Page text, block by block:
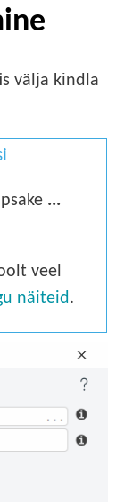
välja kindla
...
veel
näiteid .